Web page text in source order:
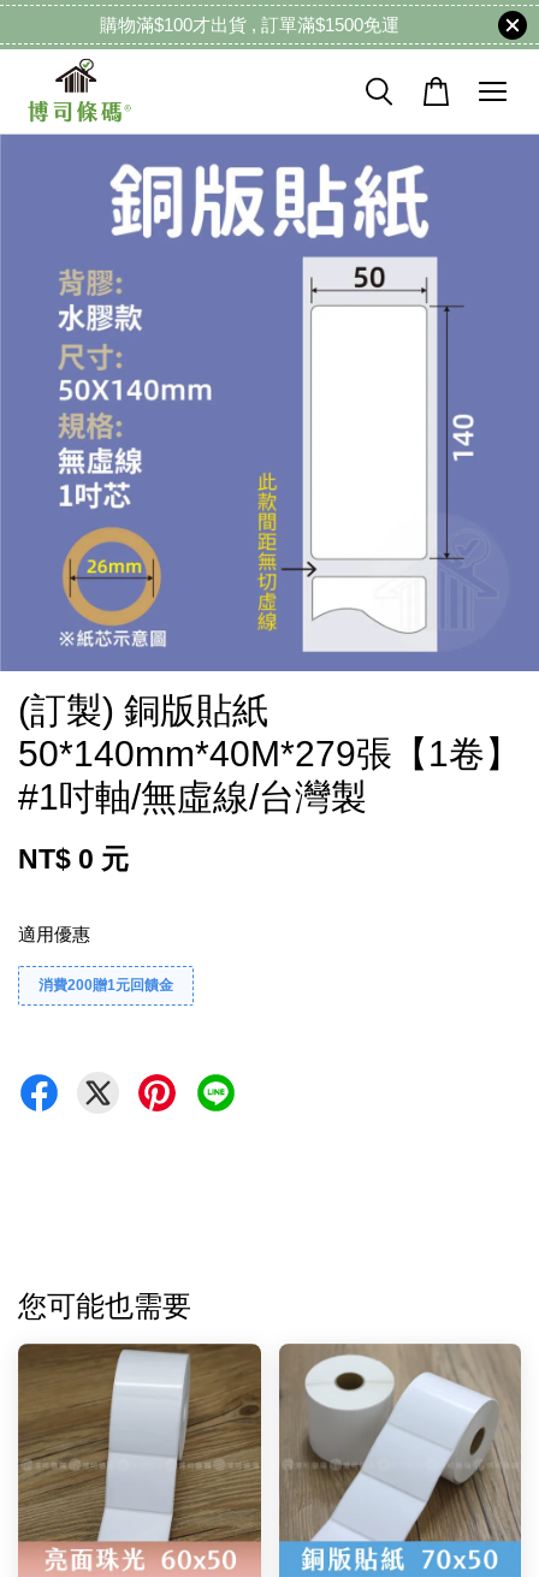
購物滿$100才出貨 , 訂單滿$1500免運
(訂製) 銅版貼紙
50*140mm*40M*279張【1卷】
#1吋軸/無虛線/台灣製
NT$ 0 元
適用優惠
消費200贈1元回饋金
您可能也需要